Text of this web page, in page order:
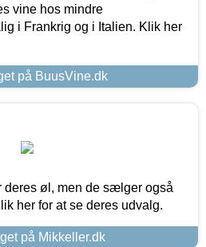
vine hos mindre
i Frankrig og i Italien. Klik her
på BuusVine.dk
deres øl, men de sælger også
her for at se deres udvalg.
på Mikkeller.dk